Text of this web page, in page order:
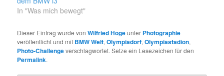
In "Was mich bewegt"
Dieser Eintrag wurde vonWilfried Hogeunter Photographie
veröffentlicht und mit BMW Welt,Olympiadorf,Olympiastadion,
Photo-Challengeverschlagwortet. Setze ein Lesezeichen für den
Permalink.